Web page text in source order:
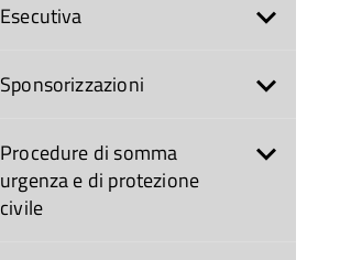
Esecutiva
Sponsorizzazioni
Procedure di somma
urgenza e di protezione
civile